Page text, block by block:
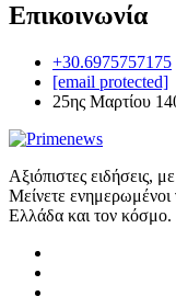
Επικοινωνία
+30.6975757175
[email protected]
25ης Μαρτίου
Αξιόπιστες ειδήσεις,
Μείνετε ενημερωμένοι
Ελλάδα και τον κόσμο.